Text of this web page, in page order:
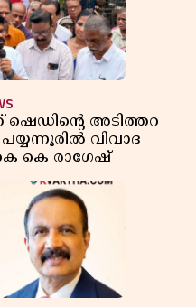
ഷെഡിൻ്റെ അടിത്തറ
വിവാദ
കെ രാഗേഷ്